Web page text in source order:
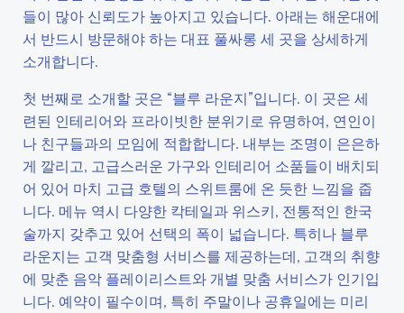
들이 많아 신뢰도가 높아지고 있습니다. 아래는 해운대에
서 반드시 방문해야 하는 대표 풀싸롱 세 곳을 상세하게
소개합니다.
첫 번째로 소개할 곳은 “블루 라운지”입니다. 이 곳은 세
련된 인테리어와 프라이빗한 분위기로 유명하여, 연인이
나 친구들과의 모임에 적합합니다. 내부는 조명이 은은하
게 깔리고, 고급스러운 가구와 인테리어 소품들이 배치되
어 있어 마치 고급 호텔의 스위트룸에 온 듯한 느낌을 줍
니다. 메뉴 역시 다양한 칵테일과 위스키, 전통적인 한국
술까지 갖추고 있어 선택의 폭이 넓습니다. 특히나 블루
라운지는 고객 맞춤형 서비스를 제공하는데, 고객의 취향
에 맞춘 음악 플레이리스트와 개별 맞춤 서비스가 인기입
니다. 예약이 필수이며, 특히 주말이나 공휴일에는 미리